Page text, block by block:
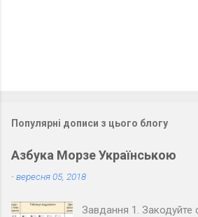
Популярні дописи з цього блогу
Азбука Морзе Українською
-вересня 05, 2018
Завдання 1. Закодуйте